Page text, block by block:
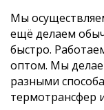
Мы
ещё делаем
быстро.
оптом. Мы
разными
термотрансфер